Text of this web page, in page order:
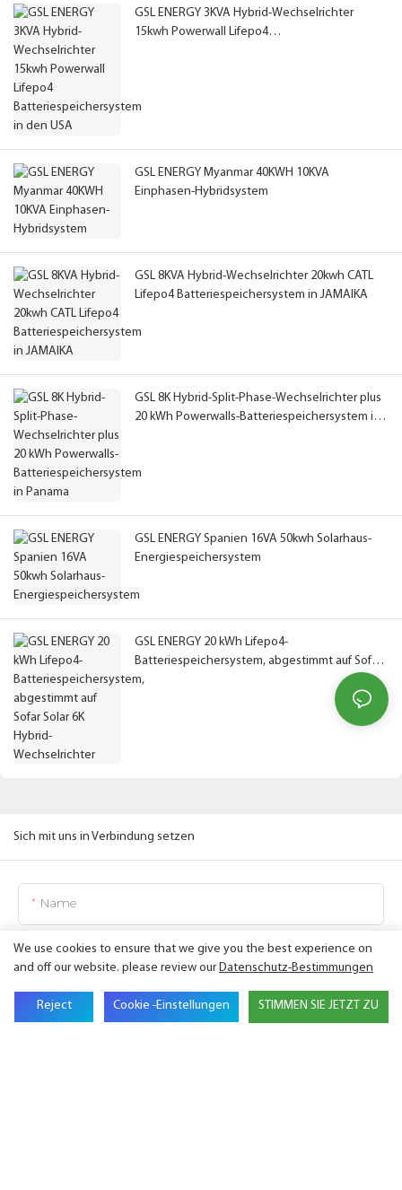
GSL ENERGY 3KVA Hybrid-Wechselrichter
15kwh Powerwall Lifepo4
GSL ENERGY Myanmar 40KWH 10KVA
Einphasen-Hybridsystem
GSL 8KVA Hybrid-Wechselrichter 20kwh CATL
Lifepo4 Batteriespeichersystem in JAMAIKA
GSL 8K Hybrid-Split-Phase-Wechselrichter plus
20 kWh Powerwalls-Batteriespeichersystem in
GSL ENERGY Spanien 16VA 50kwh Solarhaus-
Energiespeichersystem
GSL ENERGY 20 kWh Lifepo4-
Batteriespeichersystem, abgestimmt auf Sofar
Solar 6K Hybrid-Wechselrichter
Sich mit uns in Verbindung setzen
Name
E-Mail
Name Der Firma
We use cookies to ensure that we give you the best experience on
and off our website. please review ourDatenschutz-Bestimmungen
Reject Cookie -Einstellungen STIMMEN SIE JETZT ZU